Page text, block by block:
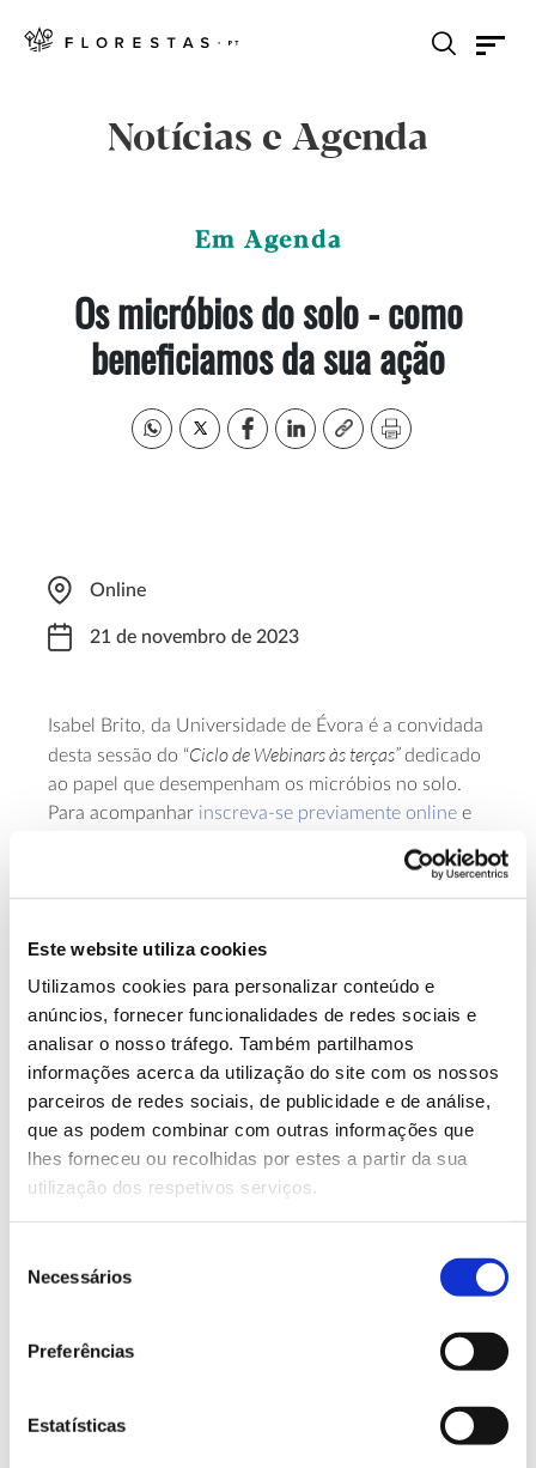
Este website utiliza cookies
Utilizamos cookies para personalizar conteúdo e
anúncios, fornecer funcionalidades de redes sociais e
analisar o nosso tráfego. Também partilhamos
informações acerca da utilização do site com os nossos
parceiros de redes sociais, de publicidade e de análise,
que as podem combinar com outras informações que
lhes forneceu ou recolhidas por estes a partir da sua
utilização dos respetivos serviços.
Necessários
Preferências
Estatísticas
Notícias e Agenda
Em Agenda
Os micróbios do solo - como
beneficiamos da sua ação
Online
21 de novembro de 2023
Isabel Brito, da Universidade de Évora é a convidada
desta sessão do “Ciclo de Webinars às terças”dedicado
ao papel que desempenham os micróbios no solo.
Para acompanhar inscreva-se previamente online e
promovido pela Direção Regional da Conservação da
Natureza e Florestas do Alentejo – Divisão de
Instituto da Conservação da Natureza e das
Florestas.
Saber mais
13.07.2026
Genoma do priolo e de outras espécies em risco:
cidadãos chamados a ajudar